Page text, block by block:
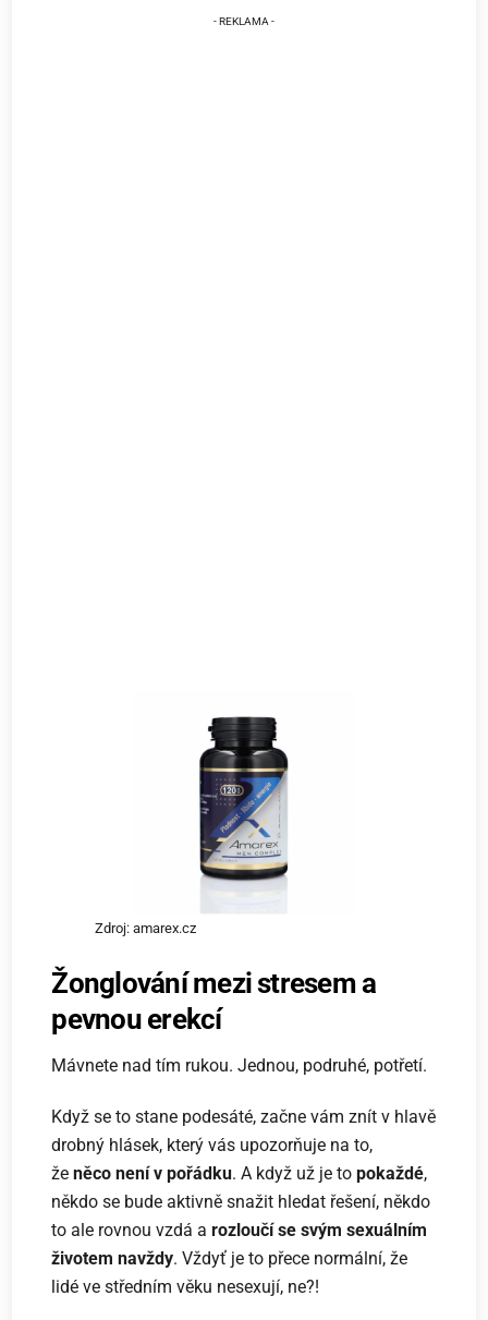
Zdroj: amarex.cz
Žonglování mezi stresem a
pevnou erekcí
Mávnete nad tím rukou. Jednou, podruhé, potřetí.
Když se to stane podesáté, začne vám znít v hlavě
drobný hlásek, který vás upozorňuje na to,
ženěco není v pořádku. A když už je topokaždé,
někdo se bude aktivně snažit hledat řešení, někdo
to ale rovnou vzdá arozloučí se svým sexuálním
životem navždy. Vždyť je to přece normální, že
lidé ve středním věku nesexují, ne?!